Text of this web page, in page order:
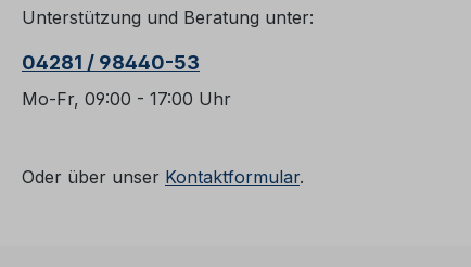
Unterstützung und Beratung unter:
04281 / 98440-53
Mo-Fr, 09:00 - 17:00 Uhr
Oder über unser Kontaktformular.